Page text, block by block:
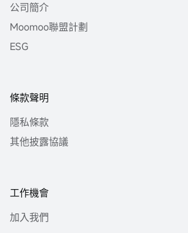
公司簡介
Moomoo聯盟計劃
ESG
條款聲明
隱私條款
其他披露協議
工作機會
加入我們